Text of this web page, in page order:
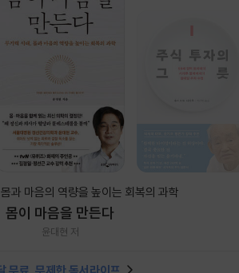
과 마음의 역량을 높이는 회복의 과학
몸이 마음을 만든다
윤대현 저